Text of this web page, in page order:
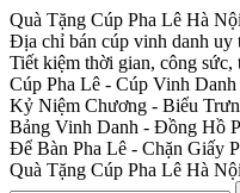
Quà Tặng Cúp Pha Lê Hà
Địa chỉ bán cúp vinh danh uy
Tiết kiệm thời gian, công sức,
Cúp Pha Lê - Cúp Vinh
Kỷ Niệm Chương - Biểu
Bảng Vinh Danh - Đồng Hồ
Để Bàn Pha Lê - Chặn Giấy
Quà Tặng Cúp Pha Lê Hà